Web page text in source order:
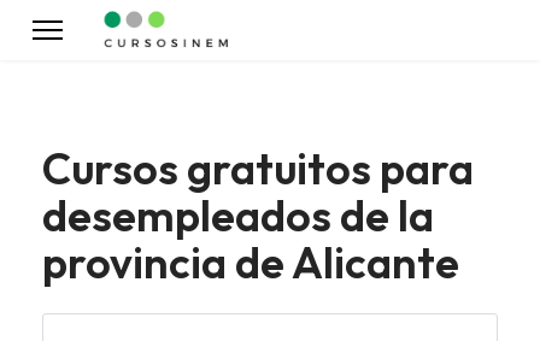
Cursos gratuitos para
desempleados de la
provincia de Alicante